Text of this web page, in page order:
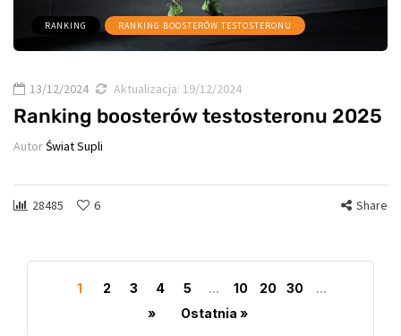
RANKING RANKING BOOSTERÓW TESTOSTERONU
13/12/2024 Aktualizacja: 19/12/2024
Ranking boosterów testosteronu 2025
AutorŚwiat Supli
28485 6 Share
1 2 3 4 5 ... 10 20 30
...
»
Ostatnia »